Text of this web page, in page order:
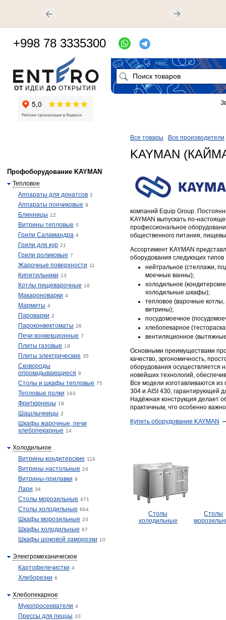
Все товары Все производители
KAYMAN
компаний Equip Group.
KAYMAN выпускать по-
профессиональное
общественного питания,
Ассортимент KAYMAN
оборудования следующих типов
нейтральное (стеллажи,
моечные ванны);
холодильное
холодильные шкафы);
тепловое (варочные
витрины);
посудомоечное
хлебопекарное
вентиляционное
Основными преимуществами
качество, эргономичность,
оборудования осуществляется
новейших технологий,
Все модели изготавливаются
304 и AISI 430, гарантирующей
Надёжная конструкция делает
практичным, что особенно
​Купить оборудование KAYMAN
Столы
холодильные
Столы
Профоборудование KAYMAN
Тепловое
Аппараты для донатсов 2
Аппараты пончиковые 9
Блинницы 12
Витрины тепловые 5
Грили Саламандра 4
Грили для кур 21
Грили роликовые 7
Жарочные поверхности 11
Кипятильники 13
Котлы пищеварочные 18
Макароноварки 4
Мармиты 4
Пароварки 2
Пароконвектоматы 26
Печи конвекционные 7
Плиты газовые 19
Плиты электрические 35
Сковороды
опрокидывающиеся 8
Столы и шкафы тепловые 75
Тепловые полки 163
Фритюрницы 19
Шашлычницы 2
Шкафы жарочные, печи
хлебопекарные 14
Холодильное
Витрины кондитерские 116
Витрины настольные 24
Витрины-прилавки 9
Лари 34
Столы морозильные 471
Столы холодильные 664
Шкафы морозильные 23
Шкафы холодильные 87
Шкафы шоковой заморозки 10
Электромеханическое
Картофелечистки 4
Хлеборезки 6
Хлебопекарное
Мукопросеиватели 4
Прессы для пиццы 10
ОТ ИДЕИ ДО ОТКРЫТИЯ
+998 78 3335300